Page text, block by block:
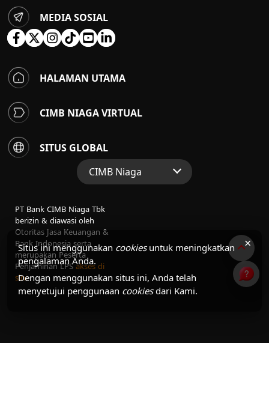
×
Situs ini menggunakan cookiesuntuk meningkatkan
pengalaman Anda.
Dengan menggunakan situs ini, Anda telah
menyetujui penggunaan cookiesdari Kami.
MEDIA SOSIAL
HALAMAN UTAMA
CIMB NIAGA VIRTUAL
SITUS GLOBAL
CIMB Niaga
Perbankan Konsumen
Perbankan Syariah
PT Bank CIMB Niaga Tbk
berizin & diawasi oleh
Otoritas Jasa Keuangan &
Bank Indonesia serta
merupakan Peserta
Penjaminan LPSakses di
sini